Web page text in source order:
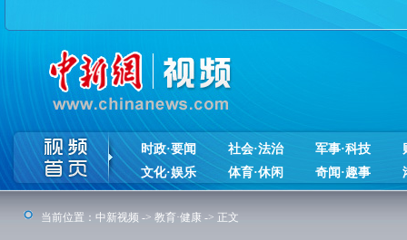
时政·要闻 社会·法治 军事·科技
文化·娱乐
体育·休闲 奇闻·趣事
当前位置： 中新视频 -> 教育·健康 -> 正文